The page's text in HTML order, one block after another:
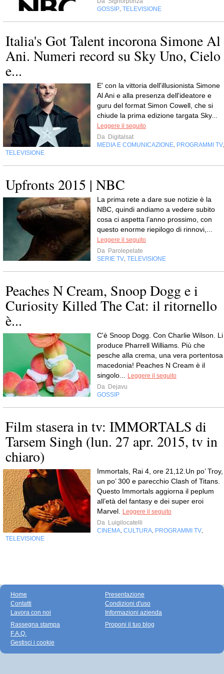
GOSSIP TELEVISIONE
Italia's Got Talent incorona Simone Al
Ani. Numeri record su Sky Uno, Cielo
e...
E' con la vittoria dell'illusionista Simone
Al Ani e alla presenza dell'ideatore e
guru del format Simon Cowell, che si
chiude la prima edizione targata Sky...
Leggere il seguito
Da Digitalsat
MEDIA E COMUNICAZIONE PROGRAMMI TV
TELEVISIONE
Upfronts 2015 | NBC
La prima rete a dare sue notizie è la
NBC, quindi andiamo a vedere subito
cosa ci aspetta l’anno prossimo, con
questo enorme riepilogo di rinnovi,...
Leggere il seguito
Da Parolepelate
SERIE TV TELEVISIONE
Peaches N Cream, Snoop Dogg e i
Curiosity Killed The Cat: il ritornello
è...
C'è Snoop Dogg. Con Charlie Wilson. Li
produce Pharrell Williams. Più che
pesche alla crema, una vera portentosa
macedonia! Peaches N Cream è il
singolo...
Leggere il seguito
Da Dejavu
GOSSIP
Film stasera in tv: IMMORTALS di
Tarsem Singh (lun. 27 apr. 2015, tv in
chiaro)
Immortals, Rai 4, ore 21,12.Un po’ Troy,
un po’ 300 e parecchio Clash of Titans.
Questo Immortals aggiorna il peplum
all’età del fantasy e dei super eroi
Marvel.
Leggere il seguito
Da Luigilocatelli
CINEMA CULTURA PROGRAMMI TV
TELEVISIONE
Home
Contatti
Lavora con noi
Presentazione
Condizioni d'uso
Informazioni azienda
Rassegna stampa
F.A.Q.
Gestisci i cookie
Proponi il tuo blog